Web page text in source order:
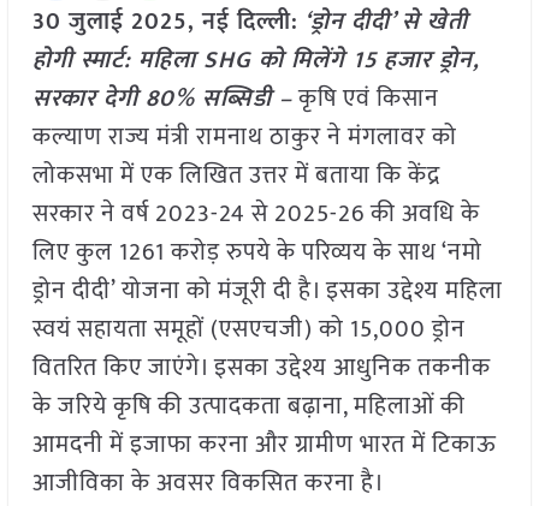
30 जुलाई 2025, नई दिल्ली: ‘ड्रोन दीदी’ से खेती
होगी स्मार्ट: महिला SHG को मिलेंगे 15 हजार ड्रोन,
सरकार देगी 80% सब्सिडी –कृषि एवं किसान
कल्याण राज्य मंत्री रामनाथ ठाकुर ने मंगलावर को
लोकसभा में एक लिखित उत्तर में बताया कि केंद्र
सरकार ने वर्ष 2023-24 से 2025-26 की अवधि के
लिए कुल 1261 करोड़ रुपये के परिव्यय के साथ ‘नमो
ड्रोन दीदी’ योजना को मंजूरी दी है। इसका उद्देश्य महिला
स्वयं सहायता समूहों (एसएचजी) को 15,000 ड्रोन
वितरित किए जाएंगे। इसका उद्देश्य आधुनिक तकनीक
के जरिये कृषि की उत्पादकता बढ़ाना, महिलाओं की
आमदनी में इजाफा करना और ग्रामीण भारत में टिकाऊ
आजीविका के अवसर विकसित करना है।